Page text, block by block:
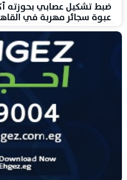
ضبط تشكيل عصابي بحوزته
عبوة سجائر مهربة في